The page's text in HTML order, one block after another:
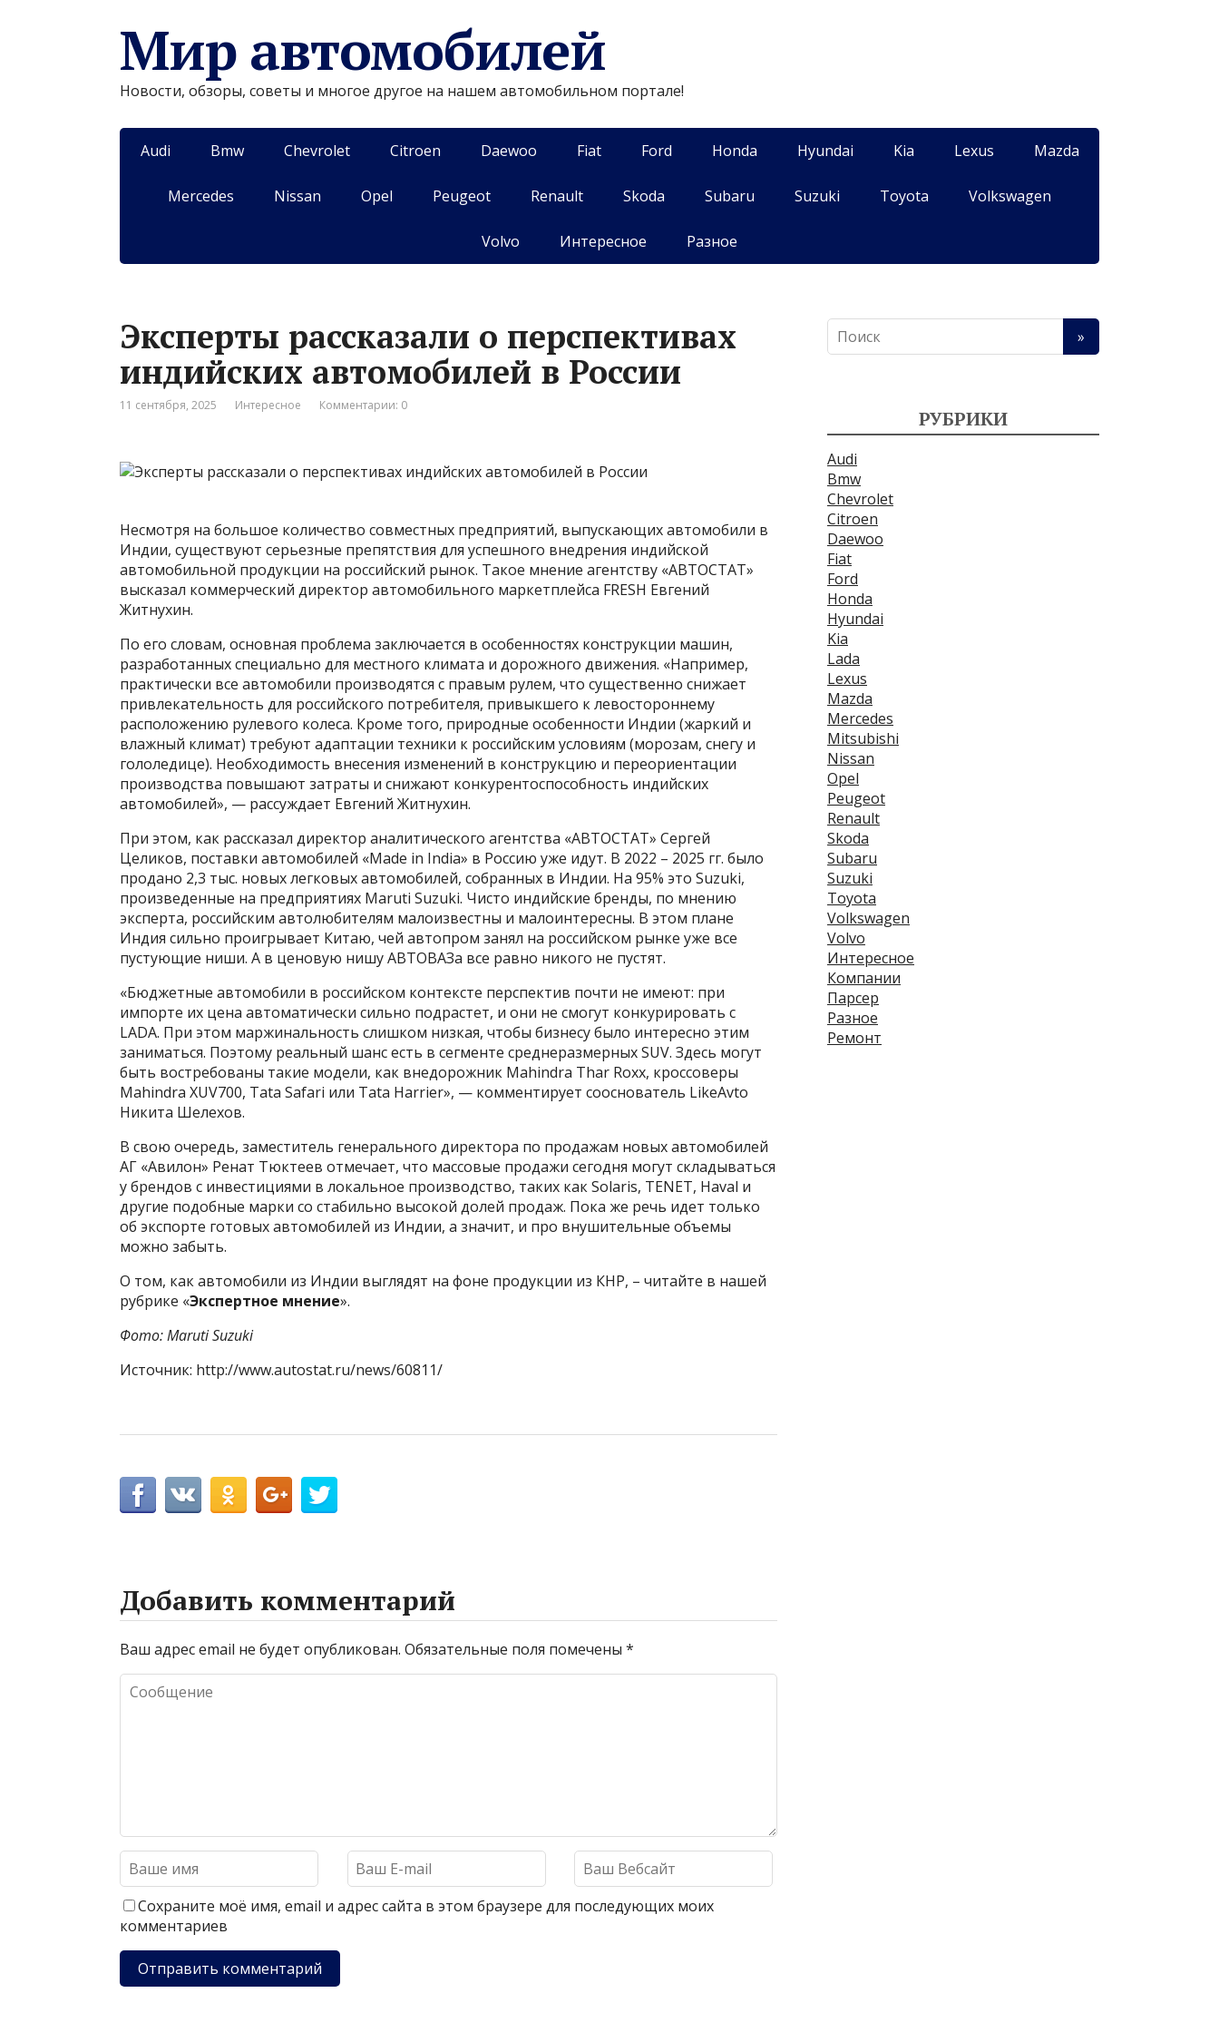
Мир автомобилей
Новости, обзоры, советы и многое другое на нашем автомобильном портале!
Audi Bmw Chevrolet Citroen Daewoo Fiat Ford Honda Hyundai Kia Lexus Mazda
Mercedes Nissan Opel Peugeot Renault Skoda Subaru Suzuki Toyota Volkswagen
Volvo Интересное Разное
Эксперты рассказали о перспективах
индийских автомобилей в России
11 сентября, 2025 Интересное Комментарии: 0
Несмотря на большое количество совместных предприятий, выпускающих автомобили в
Индии, существуют серьезные препятствия для успешного внедрения индийской
автомобильной продукции на российский рынок. Такое мнение агентству «АВТОСТАТ»
высказал коммерческий директор автомобильного маркетплейса FRESH Евгений
Житнухин.
По его словам, основная проблема заключается в особенностях конструкции машин,
разработанных специально для местного климата и дорожного движения. «Например,
практически все автомобили производятся с правым рулем, что существенно снижает
привлекательность для российского потребителя, привыкшего к левостороннему
расположению рулевого колеса. Кроме того, природные особенности Индии (жаркий и
влажный климат) требуют адаптации техники к российским условиям (морозам, снегу и
гололедице). Необходимость внесения изменений в конструкцию и переориентации
производства повышают затраты и снижают конкурентоспособность индийских
автомобилей», — рассуждает Евгений Житнухин.
При этом, как рассказал директор аналитического агентства «АВТОСТАТ» Сергей
Целиков, поставки автомобилей «Made in India» в Россию уже идут. В 2022 – 2025 гг. было
продано 2,3 тыс. новых легковых автомобилей, собранных в Индии. На 95% это Suzuki,
произведенные на предприятиях Maruti Suzuki. Чисто индийские бренды, по мнению
эксперта, российским автолюбителям малоизвестны и малоинтересны. В этом плане
Индия сильно проигрывает Китаю, чей автопром занял на российском рынке уже все
пустующие ниши. А в ценовую нишу АВТОВАЗа все равно никого не пустят.
«Бюджетные автомобили в российском контексте перспектив почти не имеют: при
импорте их цена автоматически сильно подрастет, и они не смогут конкурировать с
LADA. При этом маржинальность слишком низкая, чтобы бизнесу было интересно этим
заниматься. Поэтому реальный шанс есть в сегменте среднеразмерных SUV. Здесь могут
быть востребованы такие модели, как внедорожник Mahindra Thar Roxx, кроссоверы
Mahindra XUV700, Tata Safari или Tata Harrier», — комментирует сооснователь LikeAvto
Никита Шелехов.
В свою очередь, заместитель генерального директора по продажам новых автомобилей
АГ «Авилон» Ренат Тюктеев отмечает, что массовые продажи сегодня могут складываться
у брендов с инвестициями в локальное производство, таких как Solaris, TENET, Haval и
другие подобные марки со стабильно высокой долей продаж. Пока же речь идет только
об экспорте готовых автомобилей из Индии, а значит, и про внушительные объемы
можно забыть.
О том, как автомобили из Индии выглядят на фоне продукции из КНР, – читайте в нашей
рубрике «Экспертное мнение».
Фото: Maruti Suzuki
Источник: http://www.autostat.ru/news/60811/
Добавить комментарий
Ваш адрес email не будет опубликован. Обязательные поля помечены *
Сохраните моё имя, email и адрес сайта в этом браузере для последующих моих
комментариев
РУБРИКИ
Audi
Bmw
Chevrolet
Citroen
Daewoo
Fiat
Ford
Honda
Hyundai
Kia
Lada
Lexus
Mazda
Mercedes
Mitsubishi
Nissan
Opel
Peugeot
Renault
Skoda
Subaru
Suzuki
Toyota
Volkswagen
Volvo
Интересное
Компании
Парсер
Разное
Ремонт